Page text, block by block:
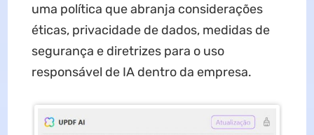
uma política que abranja considerações
éticas, privacidade de dados, medidas de
segurança e diretrizes para o uso
responsável de IA dentro da empresa.